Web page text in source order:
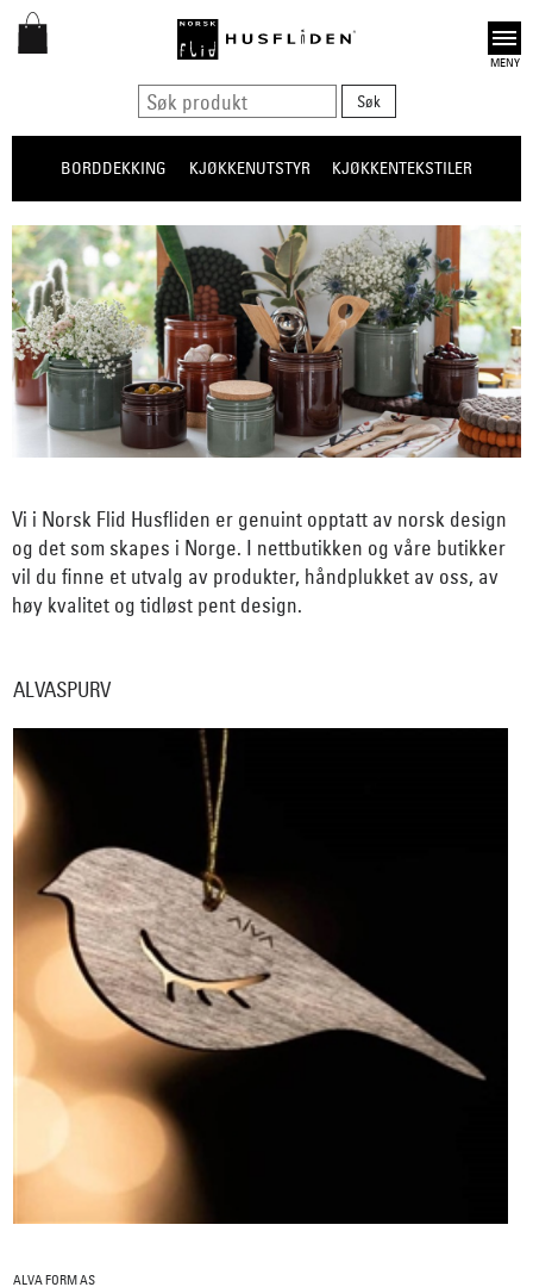
Open
BORDDEKKING KJØKKENUTSTYR KJØKKENTEKSTILER
Vi i Norsk Flid Husfliden er genuint opptatt av norsk design
og det som skapes i Norge. I nettbutikken og våre butikker
vil du finne et utvalg av produkter, håndplukket av oss, av
høy kvalitet og tidløst pent design.
ALVASPURV
ALVA FORM AS